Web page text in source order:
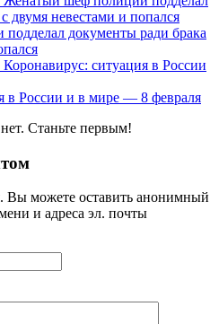
документы ради брака
в России и в мире — 8 февраля
Станьте первым!
Вы можете оставить анонимный
и адреса эл. почты